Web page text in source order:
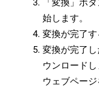
「変換」ボ
始します。
変換が完了す
変換が完了
ウンロード
ウェブペー